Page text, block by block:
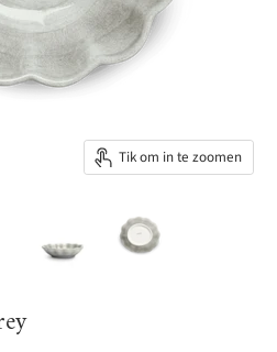
Tik om in te zoomen